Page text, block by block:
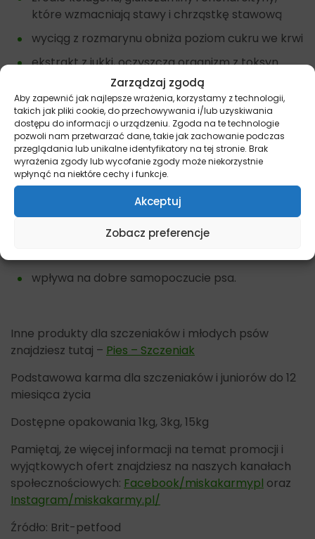
Zarządzaj zgodą
Aby zapewnić jak najlepsze wrażenia, korzystamy z technologii,
takich jak pliki cookie, do przechowywania i/lub uzyskiwania
dostępu do informacji o urządzeniu. Zgoda na te technologie
pozwoli nam przetwarzać dane, takie jak zachowanie podczas
przeglądania lub unikalne identyfikatory na tej stronie. Brak
wyrażenia zgody lub wycofanie zgody może niekorzystnie
wpłynąć na niektóre cechy i funkcje.
Akceptuj
Zobacz preferencje
które wzmacniają stawy i chrząstkę stawową
wyciąg z rozmarynu obniża poziom cukru we krwi
ekstrakt z jukki, oczyszcza organizm z toksyn
omułek zielonowargowy i kurkuma działają
przeciwzapalnie
zawiera prebiotyki na dobre trawienie – MOS i
FOS.
Zalety karmyJunior M– Kurczak
wysoka zawartość mięsa kurczaka
wspomaga zdrowy wzrost szczeniaka
wpływa na dobre samopoczucie psa.
Inne produkty dla szczeniaków i młodych psów
znajdziesz tutaj – Pies – Szczeniak
Podstawowa karma dla szczeniaków i juniorów do 12
miesiąca życia
Dostępne opakowania 1kg, 3kg, 15kg
Pamiętaj, że więcej informacji na temat promocji i
wyjątkowych ofert znajdziesz na naszych kanałach
społecznościowych: Facebook/miskakarmypl oraz
Instagram/miskakarmy.pl/
Źródło: Brit-petfood